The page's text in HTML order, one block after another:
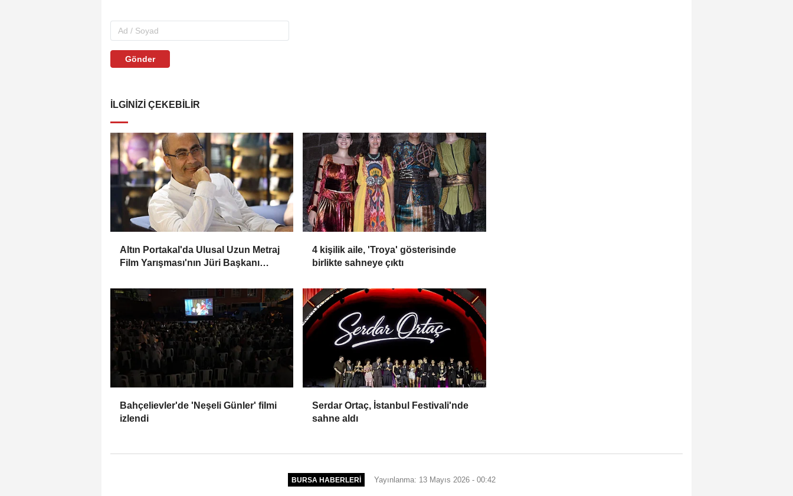
Gönder
İLGINIZI ÇEKEBILIR
Altın Portakal'da Ulusal Uzun Metraj
Film Yarışması'nın Jüri Başkanı
4 kişilik aile, 'Troya' gösterisinde
birlikte sahneye çıktı
Bahçelievler'de 'Neşeli Günler' filmi
izlendi
Serdar Ortaç, İstanbul Festivali'nde
sahne aldı
BURSA HABERLERI Yayınlanma: 13 Mayıs 2026 - 00:42